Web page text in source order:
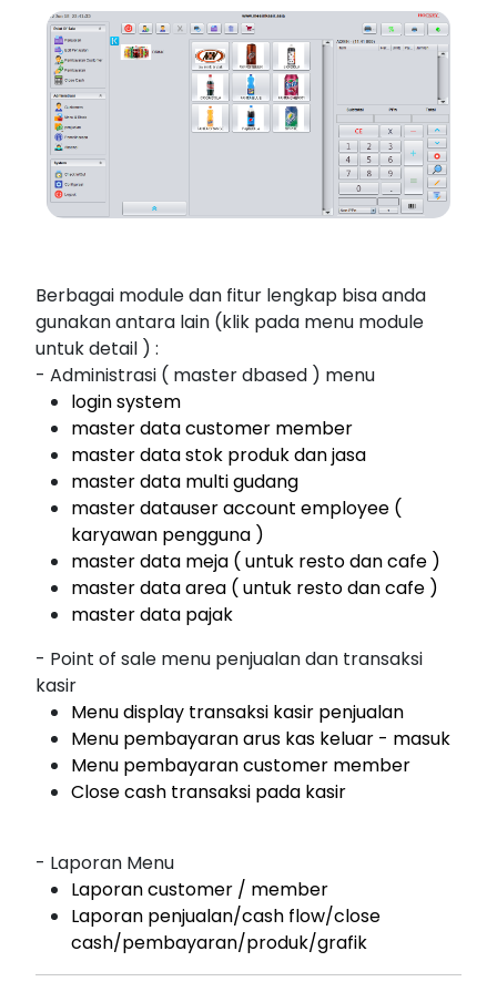
Berbagai module dan fitur lengkap bisa anda
gunakan antara lain (klik pada menu module
untuk detail ) :
- Administrasi ( master dbased ) menu
login system
master data customer member
master data stok produk dan jasa
master data multi gudang
master datauser account employee (
karyawan pengguna )
master data meja ( untuk resto dan cafe )
master data area ( untuk resto dan cafe )
master data pajak
- Point of sale menu penjualan dan transaksi
kasir
Menu display transaksi kasir penjualan
Menu pembayaran arus kas keluar - masuk
Menu pembayaran customer member
Close cash transaksi pada kasir
- Laporan Menu
Laporan customer / member
Laporan penjualan/cash flow/close
cash/pembayaran/produk/grafik